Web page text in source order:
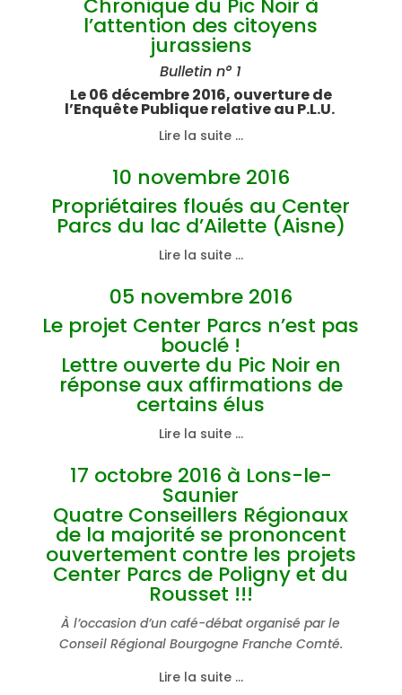
Chronique du Pic Noir à
l’attention des citoyens
jurassiens
Bulletin n° 1
Le 06 décembre 2016, ouverture de
l’Enquête Publique relative au P.L.U.
Lire la suite …
10 novembre 2016
Propriétaires floués au Center
Parcs du lac d’Ailette (Aisne)
Lire la suite …
05 novembre 2016
Le projet Center Parcs n’est pas
bouclé !
Lettre ouverte du Pic Noir en
réponse aux affirmations de
certains élus
Lire la suite …
17 octobre 2016 à Lons-le-
Saunier
Quatre Conseillers Régionaux
de la majorité se prononcent
ouvertement contre les projets
Center Parcs de Poligny et du
Rousset !!!
À l’occasion d’un café-débat organisé par le
Conseil Régional Bourgogne Franche Comté.
Lire la suite …